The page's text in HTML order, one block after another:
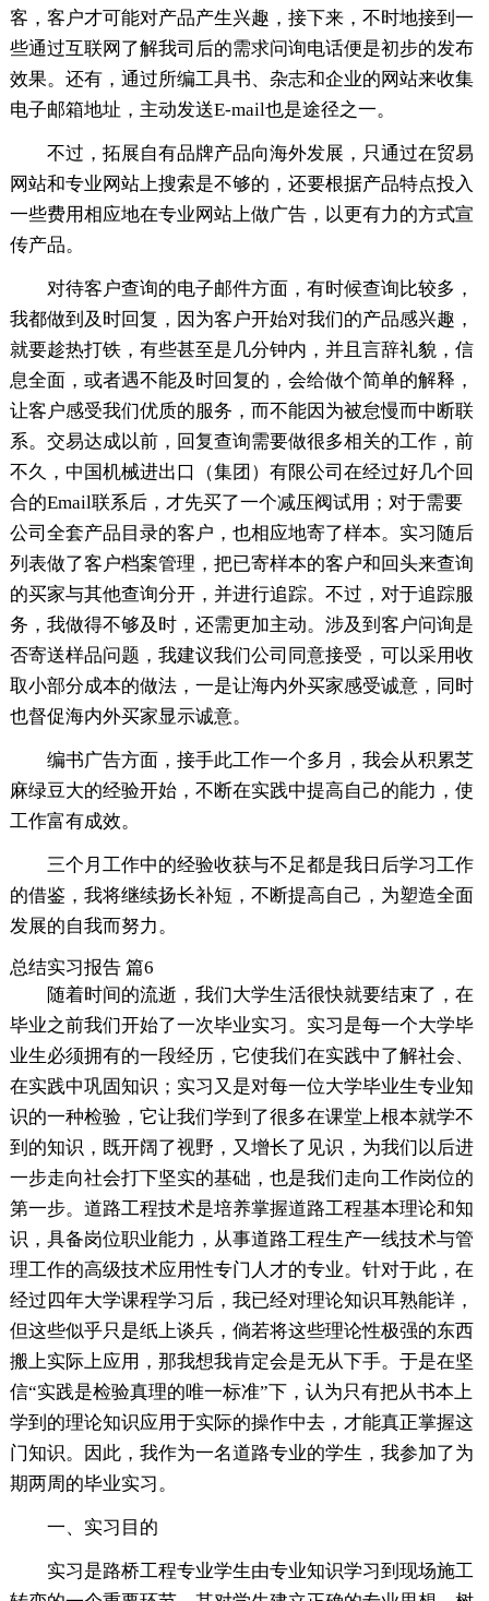
客，客户才可能对产品产生兴趣，接下来，不时地接到一
些通过互联网了解我司后的需求问询电话便是初步的发布
效果。还有，通过所编工具书、杂志和企业的网站来收集
电子邮箱地址，主动发送E-mail也是途径之一。
不过，拓展自有品牌产品向海外发展，只通过在贸易
网站和专业网站上搜索是不够的，还要根据产品特点投入
一些费用相应地在专业网站上做广告，以更有力的方式宣
传产品。
对待客户查询的电子邮件方面，有时候查询比较多，
我都做到及时回复，因为客户开始对我们的产品感兴趣，
就要趁热打铁，有些甚至是几分钟内，并且言辞礼貌，信
息全面，或者遇不能及时回复的，会给做个简单的解释，
让客户感受我们优质的服务，而不能因为被怠慢而中断联
系。交易达成以前，回复查询需要做很多相关的工作，前
不久，中国机械进出口（集团）有限公司在经过好几个回
合的Email联系后，才先买了一个减压阀试用；对于需要
公司全套产品目录的客户，也相应地寄了样本。实习随后
列表做了客户档案管理，把已寄样本的客户和回头来查询
的买家与其他查询分开，并进行追踪。不过，对于追踪服
务，我做得不够及时，还需更加主动。涉及到客户问询是
否寄送样品问题，我建议我们公司同意接受，可以采用收
取小部分成本的做法，一是让海内外买家感受诚意，同时
也督促海内外买家显示诚意。
编书广告方面，接手此工作一个多月，我会从积累芝
麻绿豆大的经验开始，不断在实践中提高自己的能力，使
工作富有成效。
三个月工作中的经验收获与不足都是我日后学习工作
的借鉴，我将继续扬长补短，不断提高自己，为塑造全面
发展的自我而努力。
总结实习报告 篇6
随着时间的流逝，我们大学生活很快就要结束了，在
毕业之前我们开始了一次毕业实习。实习是每一个大学毕
业生必须拥有的一段经历，它使我们在实践中了解社会、
在实践中巩固知识；实习又是对每一位大学毕业生专业知
识的一种检验，它让我们学到了很多在课堂上根本就学不
到的知识，既开阔了视野，又增长了见识，为我们以后进
一步走向社会打下坚实的基础，也是我们走向工作岗位的
第一步。道路工程技术是培养掌握道路工程基本理论和知
识，具备岗位职业能力，从事道路工程生产一线技术与管
理工作的高级技术应用性专门人才的专业。针对于此，在
经过四年大学课程学习后，我已经对理论知识耳熟能详，
但这些似乎只是纸上谈兵，倘若将这些理论性极强的东西
搬上实际上应用，那我想我肯定会是无从下手。于是在坚
信“实践是检验真理的唯一标准”下，认为只有把从书本上
学到的理论知识应用于实际的操作中去，才能真正掌握这
门知识。因此，我作为一名道路专业的学生，我参加了为
期两周的毕业实习。
一、实习目的
实习是路桥工程专业学生由专业知识学习到现场施工